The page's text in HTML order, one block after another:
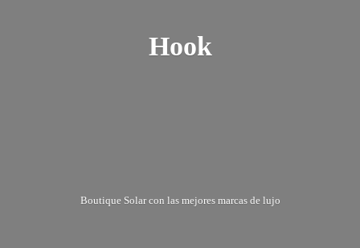
Hook
Boutique Solar con las mejores marcas de lujo